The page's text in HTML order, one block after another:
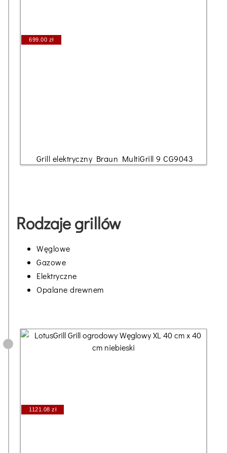
699.00 zł
Grill elektryczny Braun MultiGrill 9 CG9043
Rodzaje grillów
Węglowe
Gazowe
Elektryczne
Opalane drewnem
1121.08 zł